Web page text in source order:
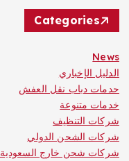
Categories
News
الدليل الإخباري
حدمات دباب نقل العفش
خدمات متنوعة
شركات التنظيف
شركات الشحن الدولي
شركات شحن خارج السعودية